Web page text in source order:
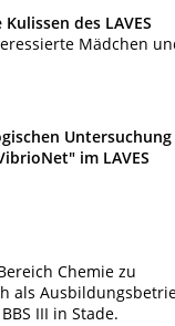
des LAVES
Mädchen
Untersuchung
im LAVES
Chemie zu
als
III in Stade.